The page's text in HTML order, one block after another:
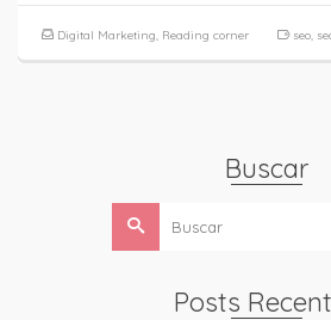
Digital Marketing Reading corner seo
Buscar
Buscar
por:
Posts